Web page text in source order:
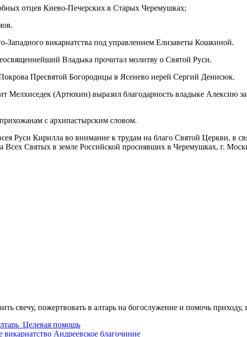
отцев Киево-Печерских в Старых Черемушках;
викариатства под управлением Елизаветы Кошкиной.
Владыка прочитал молитву о Святой Руси.
Пресвятой Богородицы в Ясенево иерей Сергий Денисюк.
Мелхиседек (Артюхин) выразил благодарность владыке Алексию
с архипастырским словом.
Руси Кирилла во внимание к трудам на благо Святой Церкви, в
Всех Святых в земле Российской просиявших в Черемушках, г.
свечу, пожертвовать в алтарь на богослужение и помочь
Целевая помощь
Андреевское благочиние